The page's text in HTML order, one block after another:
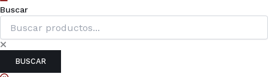
Buscar
BUSCAR